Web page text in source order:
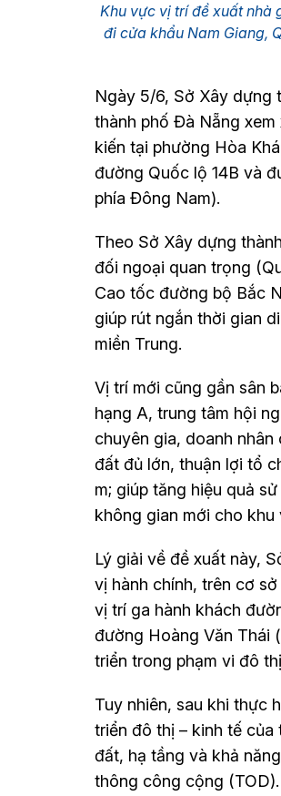
Khu vực vị trí đề xuất nhà
đi cửa khẩu Nam Giang,
Ngày 5/6, Sở Xây dựng
thành phố Đà Nẵng
kiến tại phường Hòa
đường Quốc lộ 14B và
phía Đông Nam).
Theo Sở Xây dựng
đối ngoại quan trọng
Cao tốc đường bộ Bắc
giúp rút ngắn thời gian
miền Trung.
Vị trí mới cũng gần sân
hạng A, trung tâm hội
chuyên gia, doanh
đất đủ lớn, thuận lợi tổ
m; giúp tăng hiệu quả
không gian mới cho
Lý giải về đề xuất này,
vị hành chính, trên cơ
vị trí ga hành khách
đường Hoàng Văn Thái
triển trong phạm vi đô
Tuy nhiên, sau khi thực
triển đô thị – kinh tế
đất, hạ tầng và khả
thông công cộng